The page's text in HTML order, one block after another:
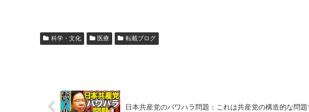
科学・文化 医療 転載ブログ
日本共産党のパワハラ問題：これは共産党の構造的な問題